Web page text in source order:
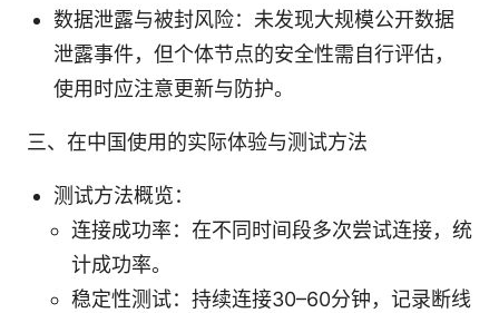
数据泄露与被封风险：未发现大规模公开数据
泄露事件，但个体节点的安全性需自行评估，
使用时应注意更新与防护。
三、在中国使用的实际体验与测试方法
测试方法概览：
连接成功率：在不同时间段多次尝试连接，统
计成功率。
稳定性测试：持续连接30–60分钟，记录断线